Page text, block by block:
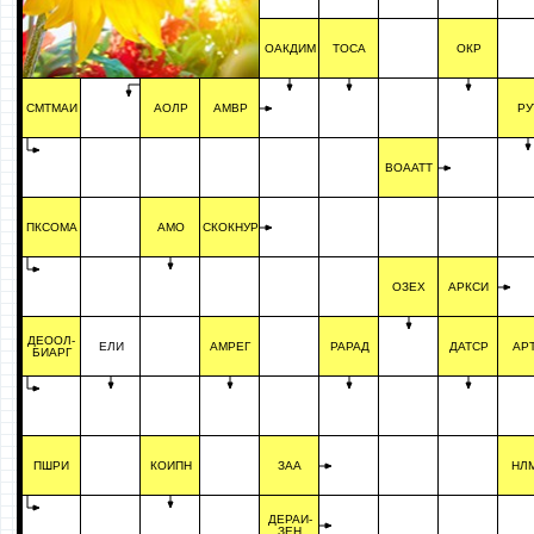
СМТМАИ
ПКСОМА
ДЕООЛ-
БИАРГ
ПШРИ
ЕЛИ
АОЛР
АМО
КОИПН
АМВР
СКОКНУР
АМРЕГ
ОАКДИМ
ЗАА
ДЕРАИ-
ЗЕН
ТОСА
РАРАД
ВОААТТ
ОЗЕХ
ОКР
АРКСИ
ДАТСР